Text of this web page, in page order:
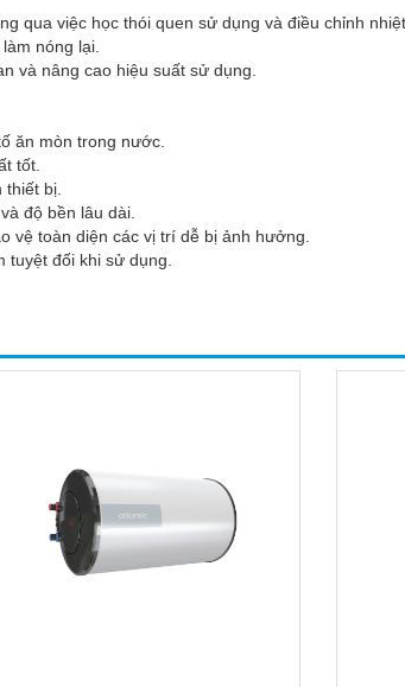
qua việc học thói quen sử dụng và điều chỉnh
nóng lại.
và nâng cao hiệu suất sử dụng.
ăn mòn trong nước.
tốt.
bị.
độ bền lâu dài.
vệ toàn diện các vị trí dễ bị ảnh hưởng.
đối khi sử dụng.